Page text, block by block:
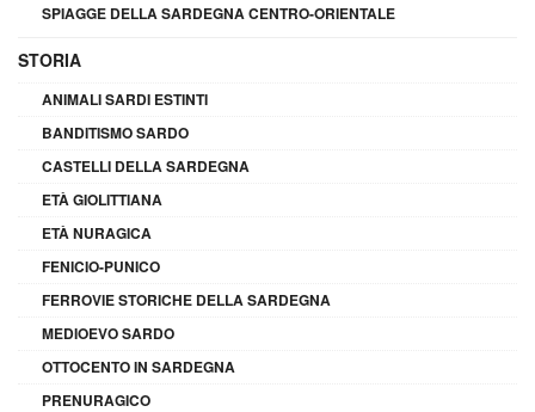
SPIAGGE DELLA SARDEGNA CENTRO-ORIENTALE
STORIA
ANIMALI SARDI ESTINTI
BANDITISMO SARDO
CASTELLI DELLA SARDEGNA
ETÀ GIOLITTIANA
ETÀ NURAGICA
FENICIO-PUNICO
FERROVIE STORICHE DELLA SARDEGNA
MEDIOEVO SARDO
OTTOCENTO IN SARDEGNA
PRENURAGICO